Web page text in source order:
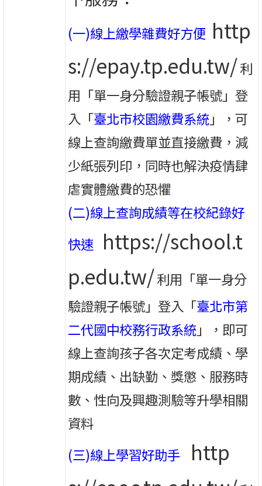
(一)線上繳學雜費好方便 http
s://epay.tp.edu.tw/利
用「單一身分驗證親子帳號」登
入「臺北市校園繳費系統」，可
線上查詢繳費單並直接繳費，減
少紙張列印，同時也解決疫情肆
虐實體繳費的恐懼
(二)線上查詢成績等在校紀錄好
快速 https://school.t
p.edu.tw/利用「單一身分
驗證親子帳號」登入「臺北市第
二代國中校務行政系統」，即可
線上查詢孩子各次定考成績、學
期成績、出缺勤、獎懲、服務時
數、性向及興趣測驗等升學相關
資料
(三)線上學習好助手
http